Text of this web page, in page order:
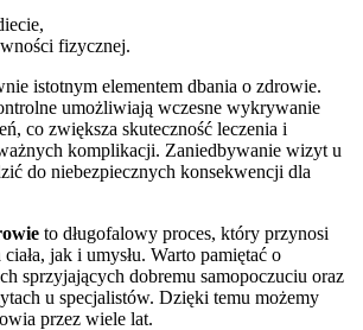
fizycznej.
istotnym elementem dbania o zdrowie.
umożliwiają wczesne wykrywanie
co zwiększa skuteczność leczenia i
komplikacji. Zaniedbywanie wizyt u
do niebezpiecznych konsekwencji dla
to długofalowy proces, który przynosi
jak i umysłu. Warto pamiętać o
sprzyjających dobremu samopoczuciu oraz
u specjalistów. Dzięki temu możemy
przez wiele lat.